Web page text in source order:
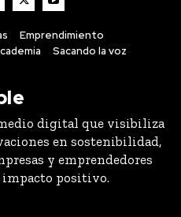
Emprendimiento
Sacando la voz
digital que visibiliza
en sostenibilidad,
y emprendedores
positivo.